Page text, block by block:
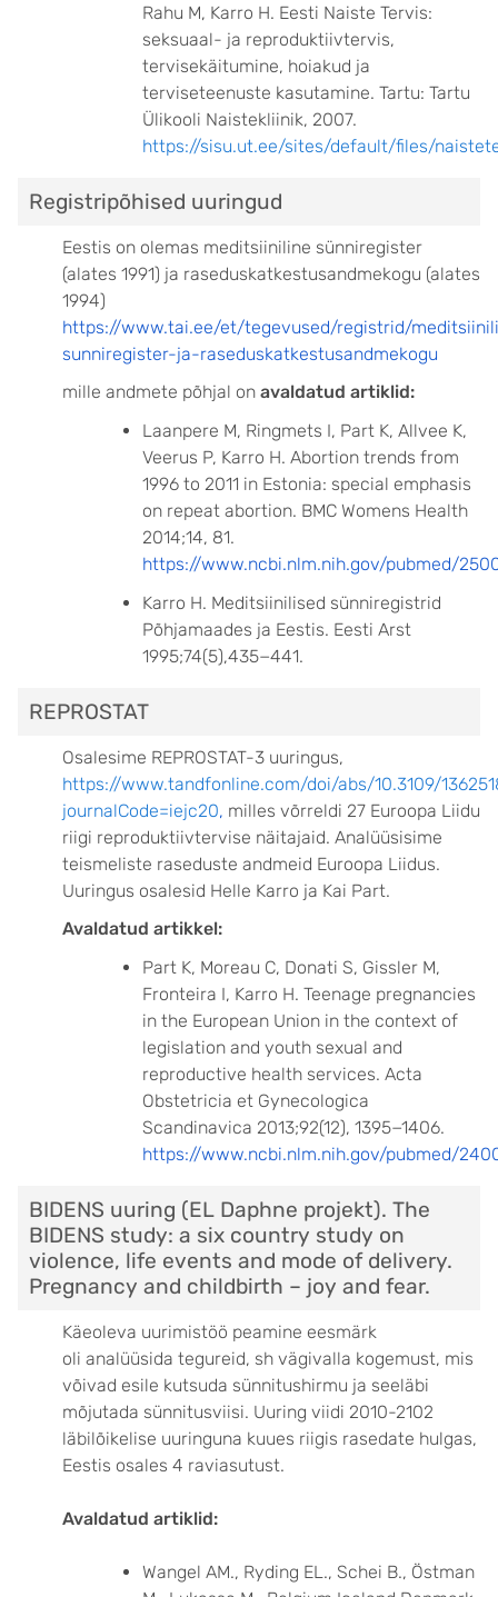
Rahu M, Karro H. Eesti Naiste Tervis:
seksuaal- ja reproduktiivtervis,
tervisekäitumine, hoiakud ja
terviseteenuste kasutamine. Tartu: Tartu
Ülikooli Naistekliinik, 2007.
https://sisu.ut.ee/sites/default/files/
Registripõhised uuringud
Eestis on olemas meditsiiniline sünniregister
(alates 1991) ja raseduskatkestusandmekogu (alates
1994)
https://www.tai.ee/et/tegevused/registrid/
sunniregister-ja-raseduskatkestusandmekogu
mille andmete põhjal on avaldatud artiklid:
Laanpere M, Ringmets I, Part K, Allvee K,
Veerus P, Karro H. Abortion trends from
1996 to 2011 in Estonia: special emphasis
on repeat abortion. BMC Womens Health
2014;14, 81.
https://www.ncbi.nlm.nih.gov/pubmed/
Karro H. Meditsiinilised sünniregistrid
Põhjamaades ja Eestis. Eesti Arst
1995;74(5),435−441.
REPROSTAT
Osalesime REPROSTAT-3 uuringus,
https://www.tandfonline.com/doi/abs/10.3109/
journalCode=iejc20, milles võrreldi 27 Euroopa Liidu
riigi reproduktiivtervise näitajaid. Analüüsisime
teismeliste raseduste andmeid Euroopa Liidus.
Uuringus osalesid Helle Karro ja Kai Part.
Avaldatud artikkel:
Part K, Moreau C, Donati S, Gissler M,
Fronteira I, Karro H. Teenage pregnancies
in the European Union in the context of
legislation and youth sexual and
reproductive health services. Acta
Obstetricia et Gynecologica
Scandinavica 2013;92(12), 1395−1406.
https://www.ncbi.nlm.nih.gov/pubmed/
BIDENS uuring (EL Daphne projekt). The
BIDENS study: a six country study on
violence, life events and mode of delivery.
Pregnancy and childbirth – joy and fear.
Käeoleva uurimistöö peamine eesmärk
oli analüüsida tegureid, sh vägivalla kogemust, mis
võivad esile kutsuda sünnitushirmu ja seeläbi
mõjutada sünnitusviisi. Uuring viidi 2010-2102
läbilõikelise uuringuna kuues riigis rasedate hulgas,
Eestis osales 4 raviasutust.
Avaldatud artiklid:
Wangel AM., Ryding EL., Schei B., Östman